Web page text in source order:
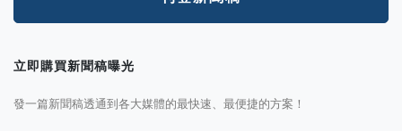
立即購買新聞稿曝光
發一篇新聞稿透通到各大媒體的最快速、最便捷的方案！